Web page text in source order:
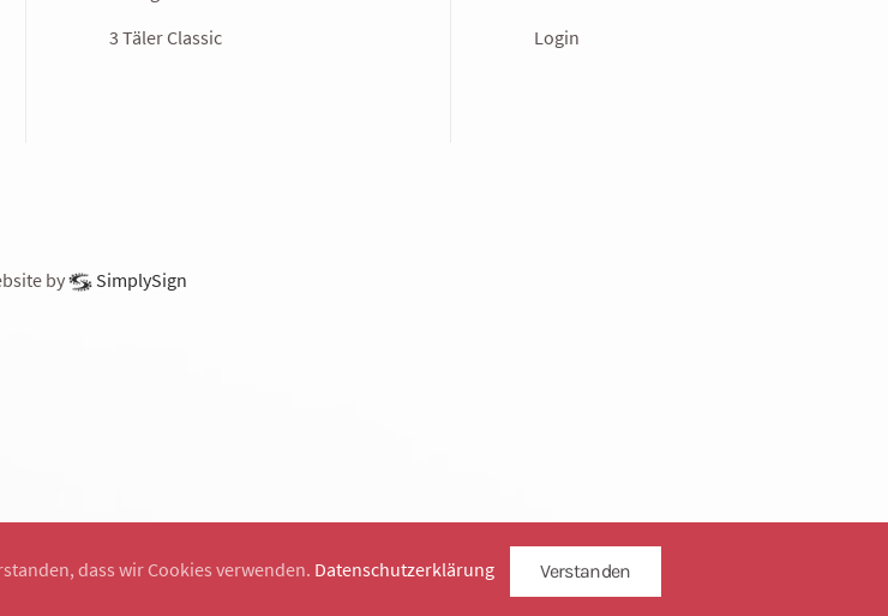
3 Täler Classic
Login
by SimplySign
dass wir Cookies verwenden. Datenschutzerklärung Verstanden